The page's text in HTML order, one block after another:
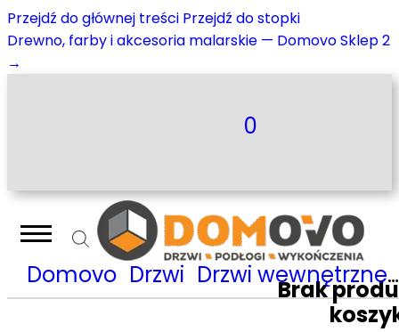
Przejdź do głównej treści Przejdź do stopki
Drewno, farby i akcesoria malarskie — Domovo Sklep 2
→
0
Brak
Domovo Drzwi Drzwi wewnętrzne